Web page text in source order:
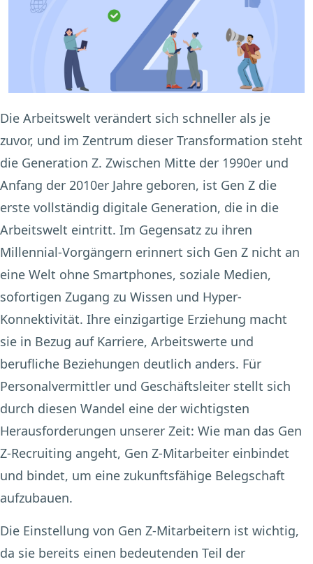
Die Arbeitswelt verändert sich schneller als je
zuvor, und im Zentrum dieser Transformation steht
die Generation Z. Zwischen Mitte der 1990er und
Anfang der 2010er Jahre geboren, ist Gen Z die
erste vollständig digitale Generation, die in die
Arbeitswelt eintritt. Im Gegensatz zu ihren
Millennial-Vorgängern erinnert sich Gen Z nicht an
eine Welt ohne Smartphones, soziale Medien,
sofortigen Zugang zu Wissen und Hyper-
Konnektivität. Ihre einzigartige Erziehung macht
sie in Bezug auf Karriere, Arbeitswerte und
berufliche Beziehungen deutlich anders. Für
Personalvermittler und Geschäftsleiter stellt sich
durch diesen Wandel eine der wichtigsten
Herausforderungen unserer Zeit: Wie man das Gen
Z-Recruiting angeht, Gen Z-Mitarbeiter einbindet
und bindet, um eine zukunftsfähige Belegschaft
aufzubauen.
Die Einstellung von Gen Z-Mitarbeitern ist wichtig,
da sie bereits einen bedeutenden Teil der